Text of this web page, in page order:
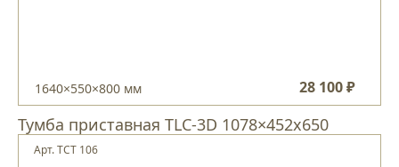
1640×550×800 мм 28 100 ₽
Тумба приставная ТLC-3D 1078×452х650
Арт. ТСТ 106